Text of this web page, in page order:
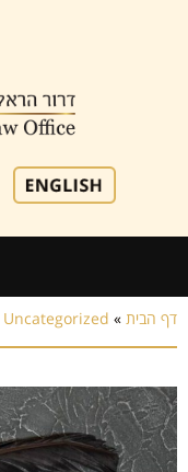
דף הבית »
Uncategorized